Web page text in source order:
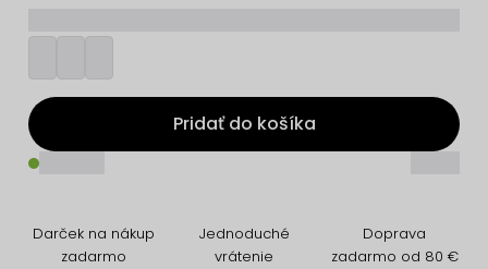
Pridať do košíka
Darček na nákup
zadarmo
Jednoduché
vrátenie
Doprava
zadarmo od 80 €